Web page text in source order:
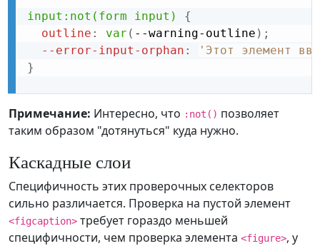
input:not(form input)
{
outline : var ( --warning-outline ) ;
--error-input-orphan :
'Этот элемент
}
Примечание: Интересно, что :not() позволяет
таким образом "дотянуться" куда нужно.
Каскадные слои
Специфичность этих проверочных селекторов
сильно различается. Проверка на пустой элемент
<figcaption> требует гораздо меньшей
специфичности, чем проверка элемента <figure>, у